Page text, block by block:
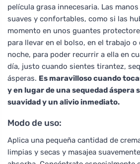
película grasa innecesaria. Las
suaves y confortables, como si las
momento en unos guantes
para llevar en el bolso, en el trabajo o
noche, para poder recurrir a ella en
día, justo cuando sientes tirantez,
ásperas. Es maravilloso cuando
y en lugar de una sequedad áspera
suavidad y un alivio inmediato.
Modo de uso:
Aplica una pequeña cantidad de
limpias y secas y masajea